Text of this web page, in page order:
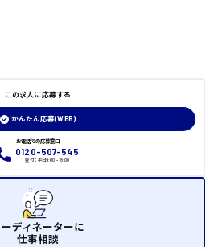
この求人に応募する
かんたん応募(WEB)
お電話での応募窓口
0120-507-545
受付：平日9:00 - 18:00
ーディネーターに
仕事相談